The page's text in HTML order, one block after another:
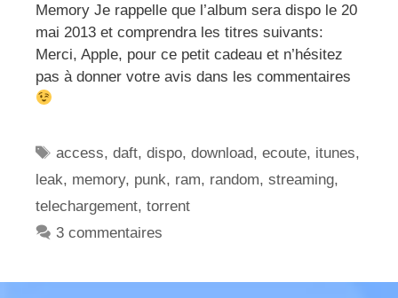
Memory Je rappelle que l’album sera dispo le 20
mai 2013 et comprendra les titres suivants:
Merci, Apple, pour ce petit cadeau et n’hésitez
pas à donner votre avis dans les commentaires
Étiquettes
access,daft,dispo,download,ecoute, itunes,
leak, memory, punk, ram, random, streaming,
telechargement, torrent
3 commentaires